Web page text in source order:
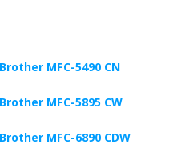
Brother MFC-5490 CN
Brother MFC-5895 CW
Brother MFC-6890 CDW